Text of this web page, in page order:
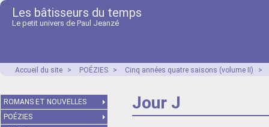
Les bâtisseurs du temps
Le petit univers de Paul Jeanzé
Accueil du site > POÉZIES > Cinq années quatre saisons (volume II) >
Jour J
ROMANS ET NOUVELLES
POÉZIES